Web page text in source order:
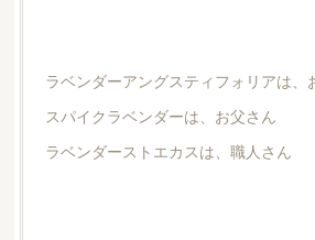
ラベンダーアングスティフォリアは、
スパイクラベンダーは、お父さん
ラベンダーストエカスは、職人さん